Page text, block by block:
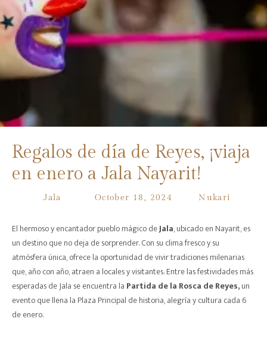
Regalos de día de Reyes, ¡viaja
en enero a Jala Nayarit!
Jala October 18, 2024 Nukari
El hermoso y encantador pueblo mágico deJala, ubicado en Nayarit, es
un destino que no deja de sorprender. Con su clima fresco y su
atmósfera única, ofrece la oportunidad de vivir tradiciones milenarias
que, año con año, atraen a locales y visitantes. Entre las festividades más
esperadas de Jala se encuentra la Partida de la Rosca de Reyes,un
evento que llena la Plaza Principal de historia, alegría y cultura cada 6
de enero.